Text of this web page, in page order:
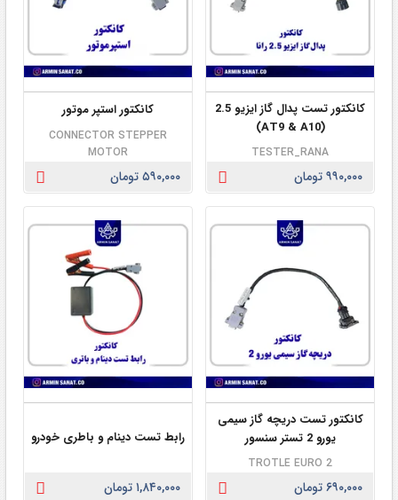
کانکتور تست پدال گاز ایزیو 2.5
(AT9 & A10)
TESTER_RANA
۹۹۰,۰۰۰ تومان
کانکتور استپر موتور
CONNECTOR STEPPER
MOTOR
۵۹۰,۰۰۰ تومان
کانکتور تست دریچه گاز سیمی
یورو 2 تستر سنسور
TROTLE EURO 2
۶۹۰,۰۰۰ تومان
رابط تست دینام و باطری خودرو
۱,۸۴۰,۰۰۰ تومان